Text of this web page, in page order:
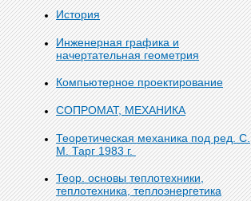
История
Инженерная графика и
начертательная геометрия
Компьютерное проектирование
СОПРОМАТ, МЕХАНИКА
Теоретическая механика под ред. С.
М. Тарг 1983 г.
Теор. основы теплотехники,
теплотехника, теплоэнергетика